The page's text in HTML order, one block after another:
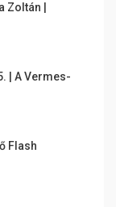
Zoltán |
| A Vermes-
Flash